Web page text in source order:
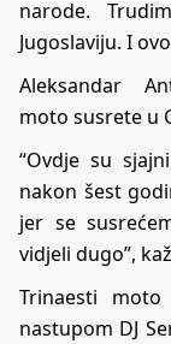
narode.
Jugoslaviju. I
Aleksandar
moto susrete u
“Ovdje su
nakon šest
jer se
vidjeli dugo”,
Trinaesti
nastupom DJ